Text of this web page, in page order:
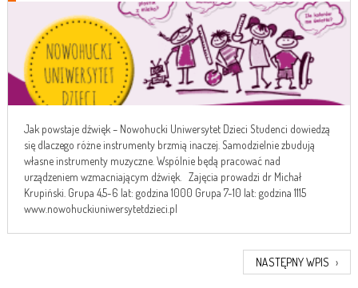
Jak powstaje dźwięk – Nowohucki Uniwersytet Dzieci Studenci dowiedzą
się dlaczego różne instrumenty brzmią inaczej. Samodzielnie zbudują
własne instrumenty muzyczne. Wspólnie będą pracować nad
urządzeniem wzmacniającym dźwięk. Zajęcia prowadzi dr Michał
Krupiński. Grupa 4,5-6 lat: godzina 1000 Grupa 7-10 lat: godzina 1115
www.nowohuckiuniwersytetdzieci.pl
NASTĘPNY WPIS ›